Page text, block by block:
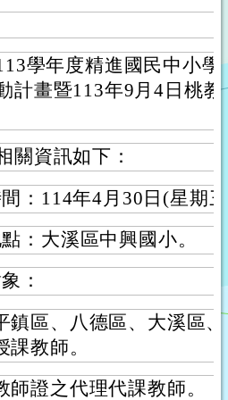
學年度精進國民中小
計畫暨113年9月4日桃
關資訊如下：
：114年4月30日(星期
：大溪區中興國小。
：
鎮區、八德區、大溪區
課教師。
師證之代理代課教師。